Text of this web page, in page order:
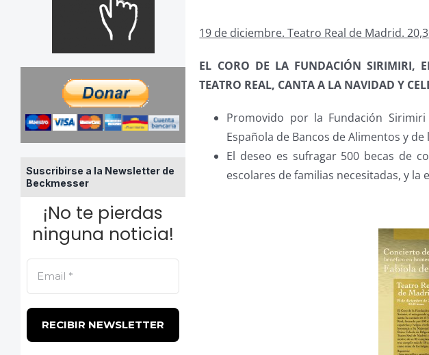
Suscribirse a la Newsletter de
Beckmesser
¡No te pierdas
ninguna noticia!
19 de diciembre. Teatro Real de Madrid.
EL CORO DE LA FUNDACIÓN SIRIMIRI,
TEATRO REAL, CANTA A LA NAVIDAD Y
Promovido por la Fundación
Española de Bancos de Alimentos y de
El deseo es sufragar 500 becas de
escolares de familias necesitadas, y la